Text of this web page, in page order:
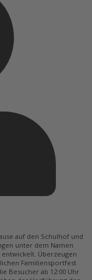
auf den Schulhof und
unter dem Namen
Überzeugen
Familiensportfest
Besucher ab 12:00 Uhr